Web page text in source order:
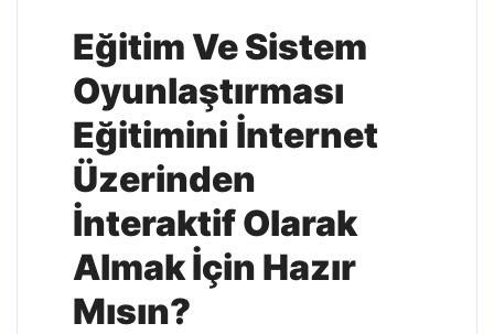
Eğitim Ve Sistem
Oyunlaştırması
Eğitimini İnternet
Üzerinden
İnteraktif Olarak
Almak İçin Hazır
Mısın?